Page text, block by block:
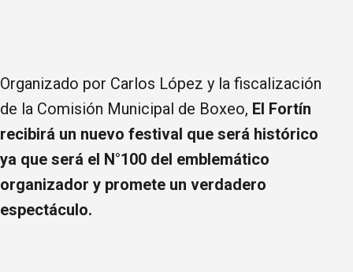
Organizado por Carlos López y la fiscalización
de la Comisión Municipal de Boxeo, El Fortín
recibirá un nuevo festival que será histórico
ya que será el N°100 del emblemático
organizador y promete un verdadero
espectáculo.